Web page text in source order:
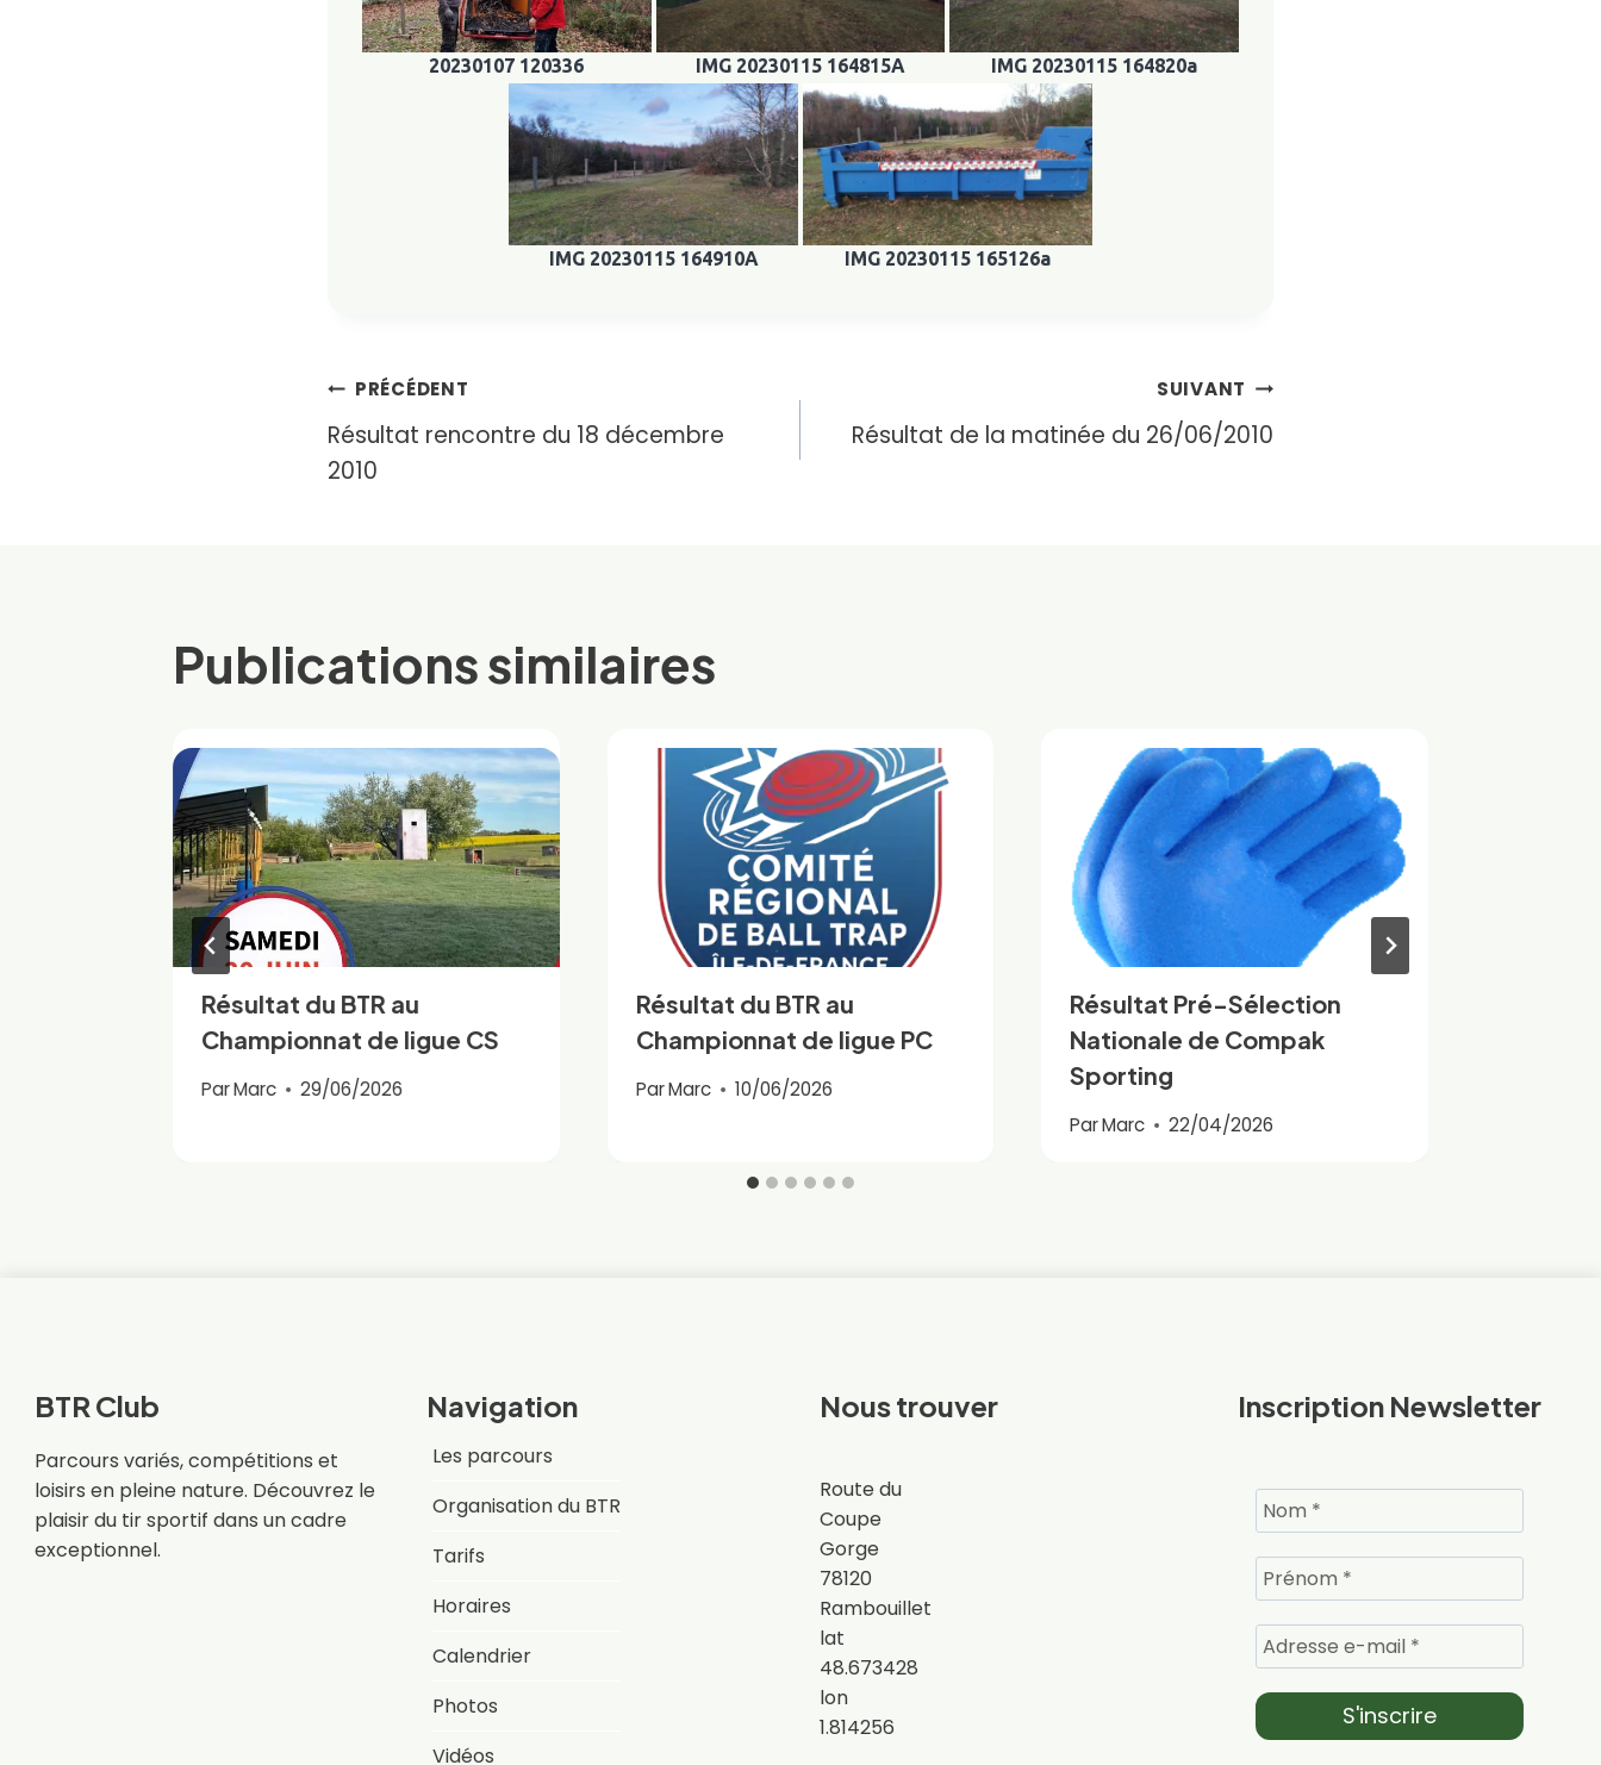
20230107 120336 IMG 20230115 164815A IMG 20230115 164820a
IMG 20230115 164910A IMG 20230115 165126a
Navigation
de
PRÉCÉDENT
Résultat rencontre du 18 décembre
2010
SUIVANT
Résultat de la matinée du 26/06/2010
Publications similaires
Résultat du BTR au
Championnat de ligue CS
ParMarc 29/06/2026
Résultat du BTR au
Championnat de ligue PC
ParMarc 10/06/2026
Résultat Pré-Sélection
Nationale de Compak
Sporting
ParMarc 22/04/2026
BTR Club
Parcours variés, compétitions et
loisirs en pleine nature. Découvrez le
plaisir du tir sportif dans un cadre
exceptionnel.
Navigation
Les parcours
Organisation du BTR
Tarifs
Horaires
Calendrier
Photos
Vidéos
Nous trouver
Route du
Coupe
Gorge
78120
Rambouillet
lat
48.673428
lon
1.814256
Inscription Newsletter